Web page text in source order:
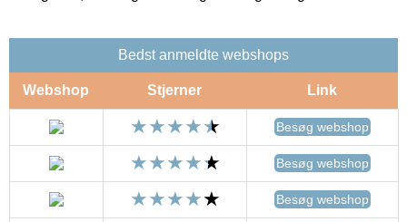
Bedst anmeldte webshops
Webshop Stjerner Link
Besøg webshop
Besøg webshop
Besøg webshop